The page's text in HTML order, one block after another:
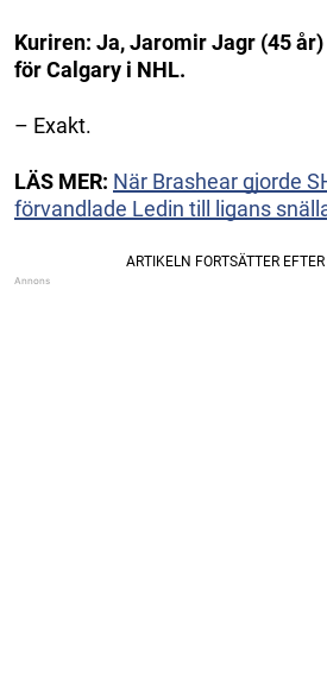
Kuriren: Ja, Jaromir Jagr (45
för Calgary i NHL.
– Exakt.
LÄS MER: När Brashear gjorde
förvandlade Ledin till ligans